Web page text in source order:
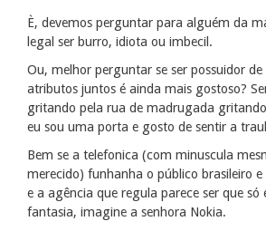
È, devemos perguntar para alguém da
legal ser burro, idiota ou imbecil.
Ou, melhor perguntar se ser possuidor de
atributos juntos é ainda mais gostoso?
gritando pela rua de madrugada
eu sou uma porta e gosto de sentir a
Bem se a telefonica (com minuscula
merecido) funhanha o público brasileiro
e a agência que regula parece ser que só
fantasia, imagine a senhora Nokia.